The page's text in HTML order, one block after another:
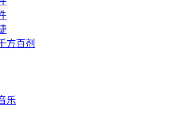
方百剂
乐